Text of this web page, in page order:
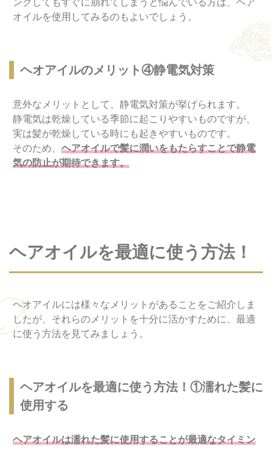
オイルを使用してみるのもよいでしょう。
ヘオアイルのメリット④静電気対策
意外なメリットとして、静電気対策が挙げられます。
静電気は乾燥している季節に起こりやすいものですが、
実は髪が乾燥している時にも起きやすいものです。
そのため、 ヘアオイルで髪に潤いをもたらすことで静電
気の防止が期待できます。
ヘアオイルを最適に使う方法！
ヘオアイルには様々なメリットがあることをご紹介しま
したが、それらのメリットを十分に活かすために、最適
に使う方法を見てみましょう。
ヘアオイルを最適に使う方法！①濡れた髪に
使用する
ヘアオイルは濡れた髪に使用することが最適なタイミン